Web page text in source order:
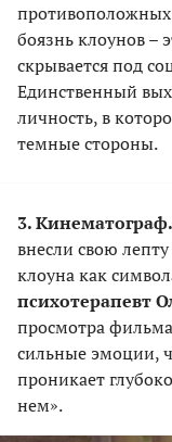
боязнь клоунов –
скрывается под
Единственный
личность, в
темные стороны.
3. Кинематограф.
внесли свою
клоуна как
психотерапевт
просмотра
сильные эмоции,
проникает
нем».